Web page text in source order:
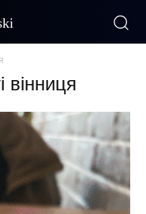
вінниця